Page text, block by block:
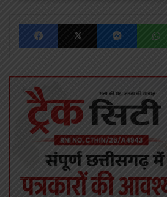
FacebookX